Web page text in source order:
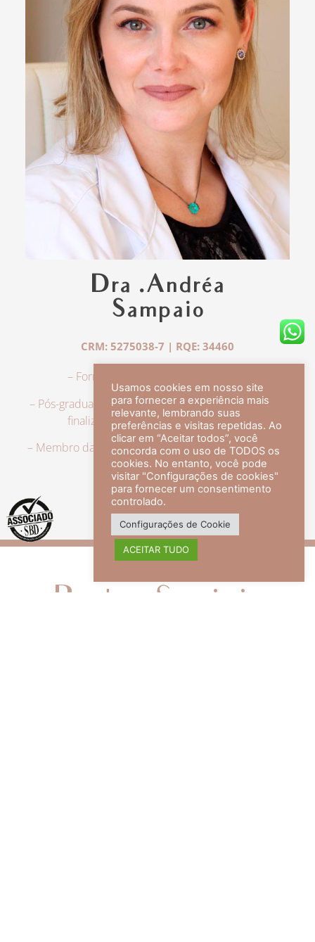
Dra .Andréa
Sampaio
CRM: 5275038-7 | RQE: 34460
– Formação em Medicina pela UFRJ.
– Pós-graduação em Dermatologia pela UFRJ, tendo
finalizado a especialização em 2007.
– Membro da Sociedade Brasileira de Dermatologia,
com título de especialista.
veja mais +
Redes Sociais
Usamos cookies em nosso site
para fornecer a experiência mais
relevante, lembrando suas
preferências e visitas repetidas. Ao
clicar em “Aceitar todos”, você
concorda com o uso de TODOS os
cookies. No entanto, você pode
visitar "Configurações de cookies"
para fornecer um consentimento
controlado.
Configurações de Cookie
ACEITAR TUDO